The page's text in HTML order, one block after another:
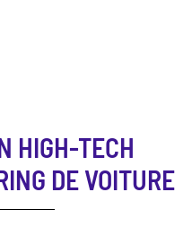
HIGH-TECH
DE VOITURE